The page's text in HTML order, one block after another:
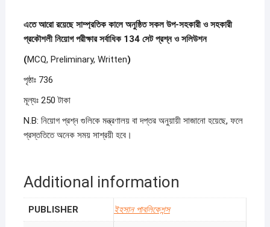
এতে আরো রয়েছে সাম্প্রতিক কালে অনুষ্ঠিত সকল উপ-সহকারী ও সহকারী
প্রকৌশলী নিয়োগ পরীক্ষার সর্বাধিক 134 সেট প্রশ্ন ও সলিউশন
(MCQ, Preliminary, Written)
পৃষ্ঠাঃ 736
মূল্যঃ 250 টাকা
N.B: নিয়োগ প্রশ্ন গুলিকে মন্ত্রণালয় বা দপ্তর অনুয়ায়ী সাজানো হয়েছে, ফলে
প্রস্ততিতে অনেক সময় সাশ্রয়ী হবে।
Additional information
PUBLISHER ইহসান পাবলিকেশন্স